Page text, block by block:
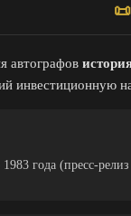
автографов
инвестиционную
года (пресс-